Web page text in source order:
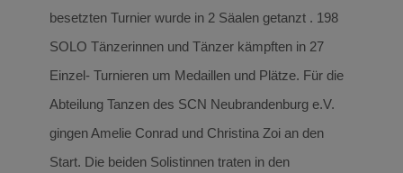
besetzten Turnier wurde in 2 Säalen getanzt . 198
SOLO Tänzerinnen und Tänzer kämpften in 27
Einzel- Turnieren um Medaillen und Plätze. Für die
Abteilung Tanzen des SCN Neubrandenburg e.V.
gingen Amelie Conrad und Christina Zoi an den
Start. Die beiden Solistinnen traten in den